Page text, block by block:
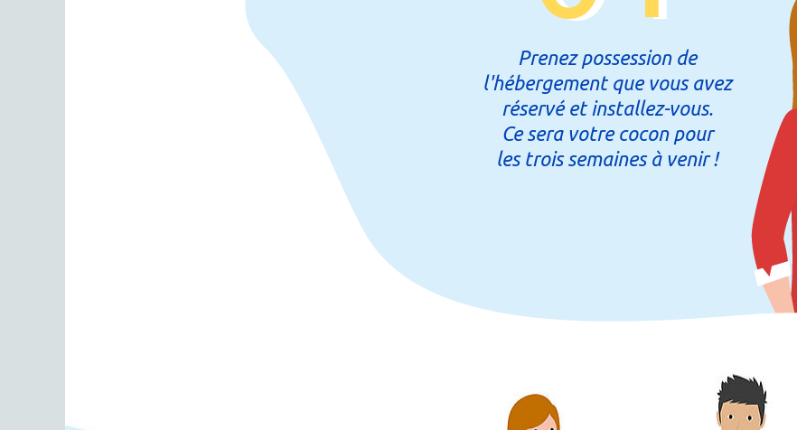
Prenez possession de
l'hébergement que vous avez
réservé et installez-vous.
Ce sera votre cocon pour
les trois semaines à venir !